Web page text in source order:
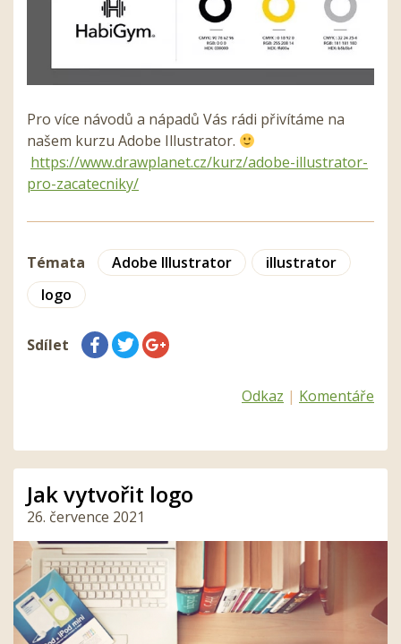
Pro více návodů a nápadů Vás rádi přivítáme na
našem kurzu Adobe Illustrator.
https://www.drawplanet.cz/kurz/adobe-illustrator-
pro-zacatecniky/
Témata Adobe Illustrator
illustrator
logo
Sdílet
Odkaz | Komentáře
Jak vytvořit logo
26. července 2021